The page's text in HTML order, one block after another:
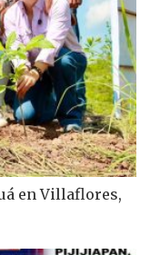
en Villaflores,